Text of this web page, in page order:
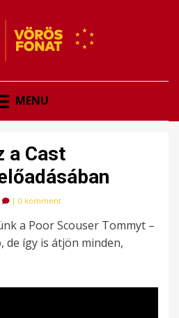
MENU
a Cast
| 0 komment
a Poor Scouser Tommyt –
de így is átjön minden,